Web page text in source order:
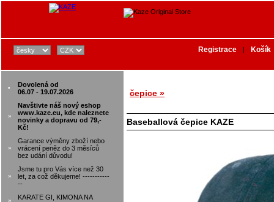
•
Dovolená od
06.07 - 19.07.2026
»
Navštivte náš nový eshop
www.kaze.eu, kde naleznete
novinky a dopravu od 79,-
Kč!
»
Garance výměny zboží nebo
vrácení peněz do 3 měsíců
bez udání důvodu!
»
Jsme tu pro Vás více než 30
let, za což děkujeme! -----------
--
»
KARATE GI, KIMONA NA
Registrace | Košík
čepice »
Baseballová čepice KAZE